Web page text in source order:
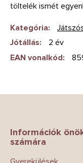
töltelék ismét
Kategória:
Jótállás:
2 év
EAN vonalkód:
Információk
számára